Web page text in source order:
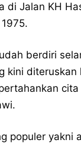
di Jalan KH
berdiri
kini diteruskan
populer yakni